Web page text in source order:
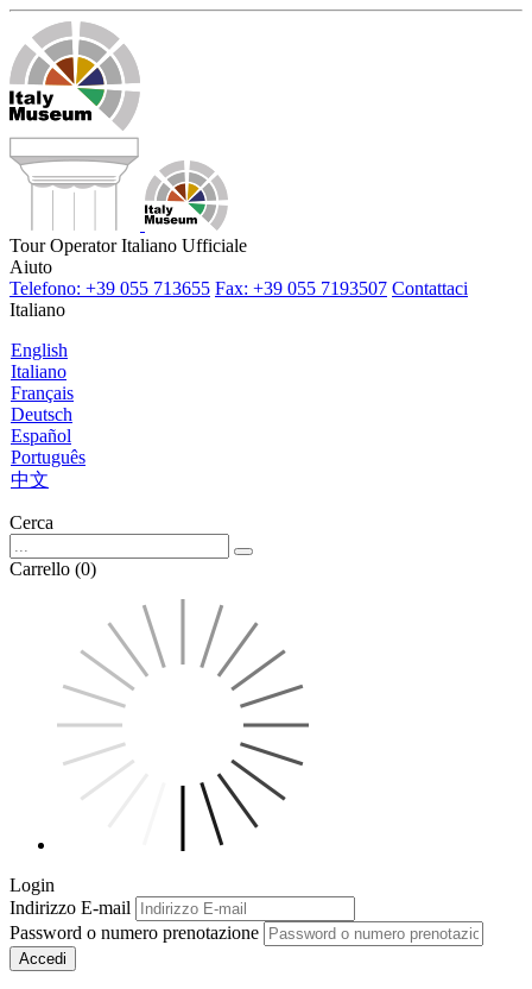
Tour Operator Italiano Ufficiale
Aiuto
Telefono: +39 055 713655 Fax: +39 055 7193507 Contattaci
Italiano
English
Italiano
Français
Deutsch
Español
Português
中文
Cerca
Carrello (0)
Login
Indirizzo E-mail
Password o numero prenotazione
Accedi